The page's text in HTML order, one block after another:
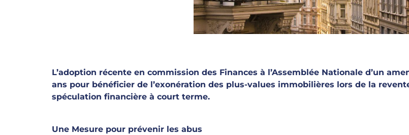
L’adoption récente en commission des Finances à l’Assemblée Nationale d’un
ans pour bénéficier de l’exonération des plus-values immobilières lors de la
spéculation financière à court terme.
Une Mesure pour prévenir les abus